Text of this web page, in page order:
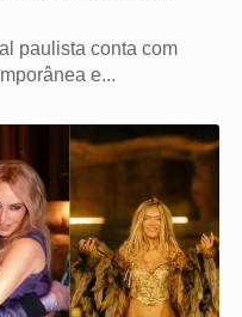
paulista conta com
e...